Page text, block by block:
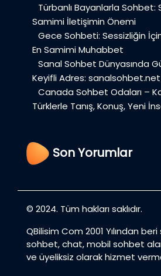
Türbanlı Bayanlarla Sohbet:
Samimi İletişimin Önemi
Gece Sohbeti: Sessizliğin
En Samimi Muhabbet
Sanal Sohbet Dünyasında
Keyifli Adres: sanalsohbet.net
Canada Sohbet Odaları –
Türklerle Tanış, Konuş, Yeni
Son Yorumlar
© 2024. Tüm hakları saklıdır.
QBilisim Com 2001 Yılından beri
sohbet, chat, mobil sohbet
ve üyeliksiz olarak hizmet